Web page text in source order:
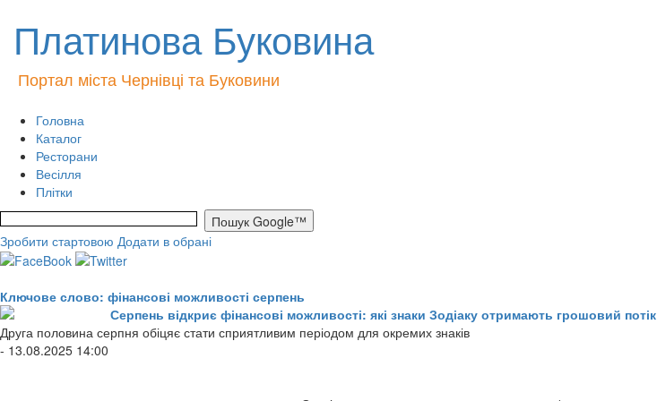
Платинова Буковина
Портал міста Чернівці та Буковини
Головна
Каталог
Ресторани
Весілля
Плітки
Зробити стартовою Додати в обрані
Ключове слово: фінансові можливості серпень
Серпень відкриє фінансові можливості: які знаки Зодіаку отримають грошовий потік
Друга половина серпня обіцяє стати сприятливим періодом для окремих знаків
- 13.08.2025 14:00